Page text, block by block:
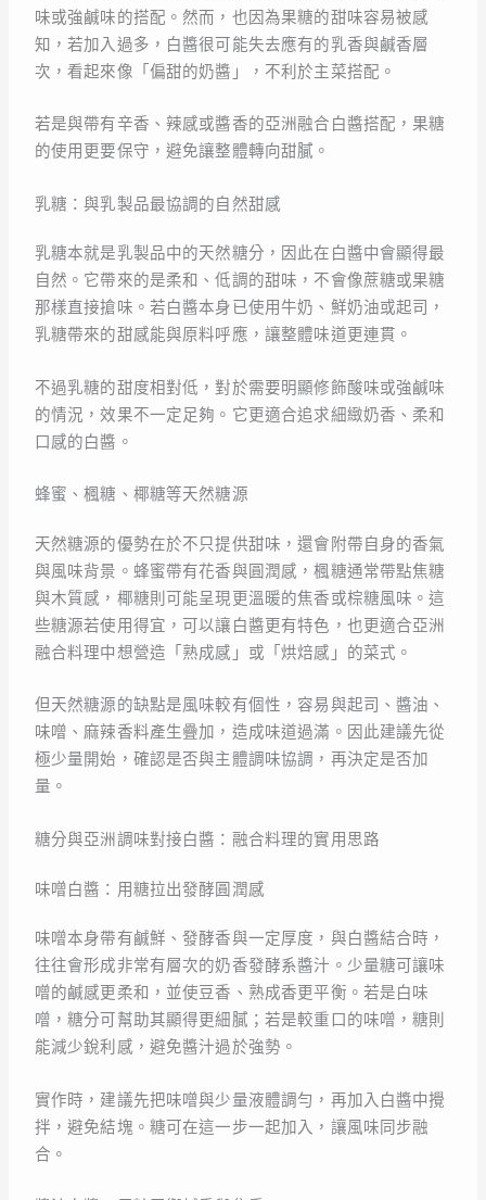
味或強鹹味的搭配。然而，也因為果糖的甜味容易被感
知，若加入過多，白醬很可能失去應有的乳香與鹹香層
次，看起來像「偏甜的奶醬」，不利於主菜搭配。
若是與帶有辛香、辣感或醬香的亞洲融合白醬搭配，果糖
的使用更要保守，避免讓整體轉向甜膩。
乳糖：與乳製品最協調的自然甜感
乳糖本就是乳製品中的天然糖分，因此在白醬中會顯得最
自然。它帶來的是柔和、低調的甜味，不會像蔗糖或果糖
那樣直接搶味。若白醬本身已使用牛奶、鮮奶油或起司，
乳糖帶來的甜感能與原料呼應，讓整體味道更連貫。
不過乳糖的甜度相對低，對於需要明顯修飾酸味或強鹹味
的情況，效果不一定足夠。它更適合追求細緻奶香、柔和
口感的白醬。
蜂蜜、楓糖、椰糖等天然糖源
天然糖源的優勢在於不只提供甜味，還會附帶自身的香氣
與風味背景。蜂蜜帶有花香與圓潤感，楓糖通常帶點焦糖
與木質感，椰糖則可能呈現更溫暖的焦香或棕糖風味。這
些糖源若使用得宜，可以讓白醬更有特色，也更適合亞洲
融合料理中想營造「熟成感」或「烘焙感」的菜式。
但天然糖源的缺點是風味較有個性，容易與起司、醬油、
味噌、麻辣香料產生疊加，造成味道過滿。因此建議先從
極少量開始，確認是否與主體調味協調，再決定是否加
量。
糖分與亞洲調味對接白醬：融合料理的實用思路
味噌白醬：用糖拉出發酵圓潤感
味噌本身帶有鹹鮮、發酵香與一定厚度，與白醬結合時，
往往會形成非常有層次的奶香發酵系醬汁。少量糖可讓味
噌的鹹感更柔和，並使豆香、熟成香更平衡。若是白味
噌，糖分可幫助其顯得更細膩；若是較重口的味噌，糖則
能減少銳利感，避免醬汁過於強勢。
實作時，建議先把味噌與少量液體調勻，再加入白醬中攪
拌，避免結塊。糖可在這一步一起加入，讓風味同步融
合。